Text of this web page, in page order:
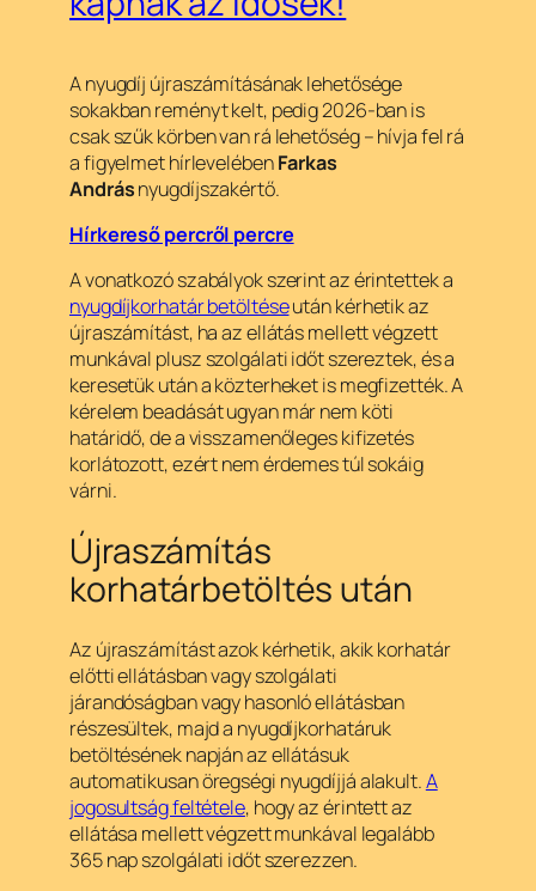
A nyugdíj újraszámításának lehetősége
sokakban reményt kelt, pedig 2026-ban is
csak szűk körben van rá lehetőség – hívja fel rá
a figyelmet hírlevelébenFarkas
Andrásnyugdíjszakértő.
Hírkereső percről percre
A vonatkozó szabályok szerint az érintettek a
nyugdíjkorhatár betöltéseután kérhetik az
újraszámítást, ha az ellátás mellett végzett
munkával plusz szolgálati időt szereztek, és a
keresetük után a közterheket is megfizették. A
kérelem beadását ugyan már nem köti
határidő, de a visszamenőleges kifizetés
korlátozott, ezért nem érdemes túl sokáig
várni.
Újraszámítás
korhatárbetöltés után
Az újraszámítást azok kérhetik, akik korhatár
előtti ellátásban vagy szolgálati
járandóságban vagy hasonló ellátásban
részesültek, majd a nyugdíjkorhatáruk
betöltésének napján az ellátásuk
automatikusan öregségi nyugdíjjá alakult.A
jogosultság feltétele, hogy az érintett az
ellátása mellett végzett munkával legalább
365 nap szolgálati időt szerezzen.